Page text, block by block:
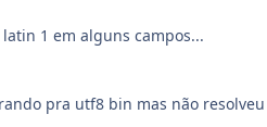
1 em alguns campos...
pra utf8 bin mas não